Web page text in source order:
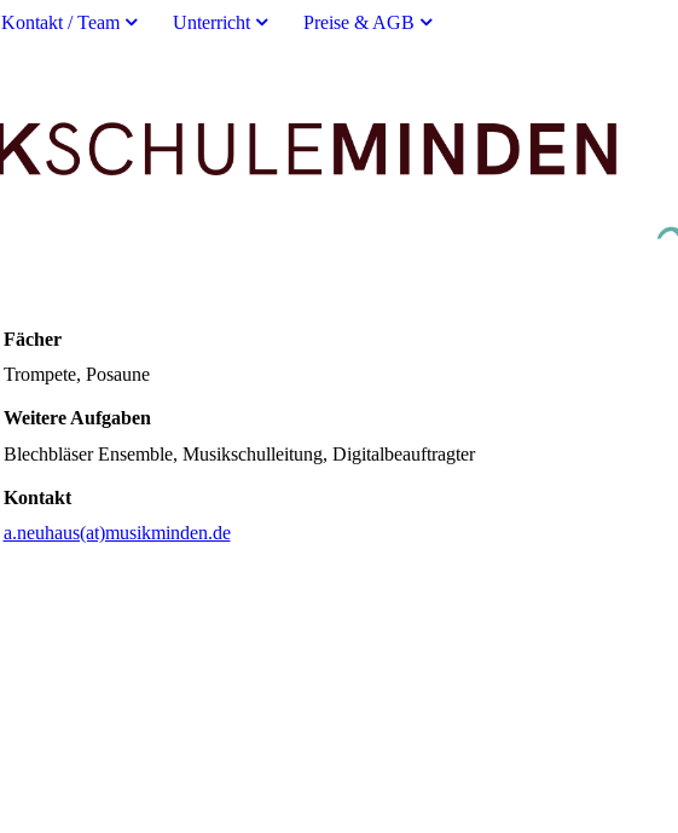
Kontakt / Team Unterricht Preise & AGB
Fächer
Trompete, Posaune
Weitere Aufgaben
Blechbläser Ensemble, Musikschulleitung, Digitalbeauftragter
Kontakt
a.neuhaus(at)musikminden.de